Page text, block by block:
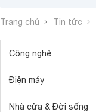
Trang chủ Tin tức
Công nghệ
Điện máy
Nhà cửa & Đời sống